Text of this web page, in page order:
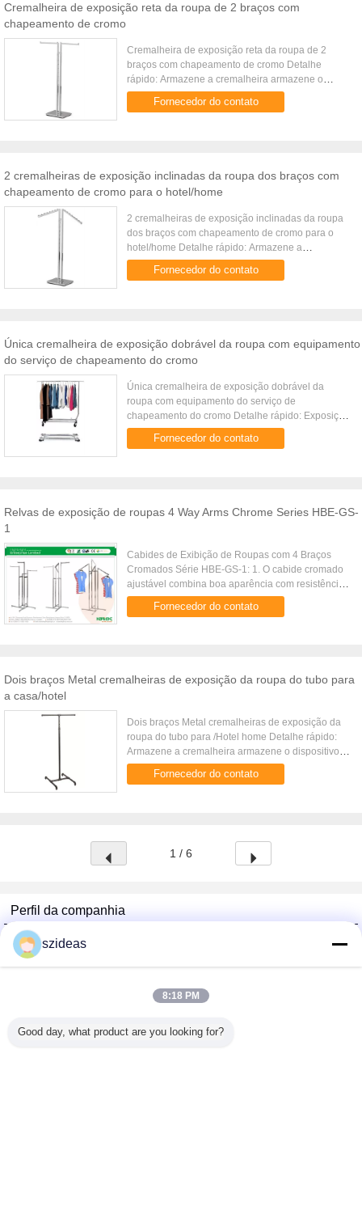
Cremalheira de exposição reta da roupa de 2 braços com
chapeamento de cromo
Cremalheira de exposição reta da roupa de 2
braços com chapeamento de cromo Detalhe
rápido: Armazene a cremalheira armazene o
dispositivo elétrico equipamento do supermercado
encaixe da loja cremalheira de ...
Fornecedor do contato
2 cremalheiras de exposição inclinadas da roupa dos braços com
chapeamento de cromo para o hotel/home
2 cremalheiras de exposição inclinadas da roupa
dos braços com chapeamento de cromo para o
hotel/home Detalhe rápido: Armazene a
cremalheira armazene o dispositivo elétrico
equipamento do supermercado encaixe ...
Fornecedor do contato
Única cremalheira de exposição dobrável da roupa com equipamento
do serviço de chapeamento do cromo
Única cremalheira de exposição dobrável da
roupa com equipamento do serviço de
chapeamento do cromo Detalhe rápido: Exposição
de madeira de pano Cremalheira de exposição
Preste serviços de manutenção ao ...
Fornecedor do contato
Relvas de exposição de roupas 4 Way Arms Chrome Series HBE-GS-
1
Cabides de Exibição de Roupas com 4 Braços
Cromados Série HBE-GS-1: 1. O cabide cromado
ajustável combina boa aparência com resistência
e versatilidade; 2. Fácil de montar e desmontar; 3.
Estes cabides são ...
Fornecedor do contato
Dois braços Metal cremalheiras de exposição da roupa do tubo para
a casa/hotel
Dois braços Metal cremalheiras de exposição da
roupa do tubo para /Hotel home Detalhe rápido:
Armazene a cremalheira armazene o dispositivo
elétrico equipamento do supermercado encaixe da
loja cremalheira de ...
Fornecedor do contato
1 / 6
Perfil da companhia
China Acrylic Product Online Market
Fornecedores Verified
Verified Suplier
szideas
8:18 PM
Good day, what product are you looking for?